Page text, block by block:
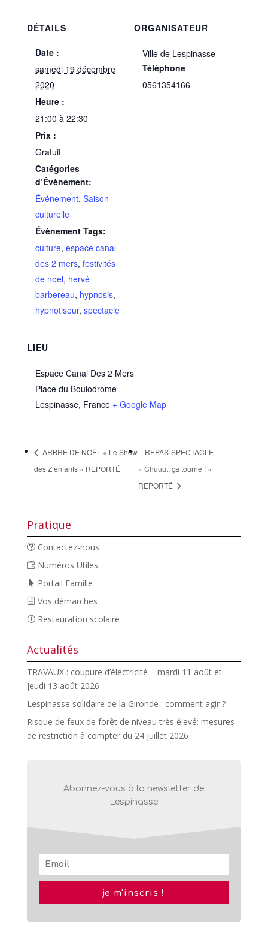
DÉTAILS
Date :
samedi 19 décembre
2020
Heure :
21:00 à 22:30
Prix :
Gratuit
Catégories
d’Évènement:
Événement, Saison
culturelle
Évènement Tags:
culture, espace canal
des 2 mers, festivités
de noel, hervé
barbereau, hypnosis,
hypnotiseur, spectacle
LIEU
Espace Canal Des 2 Mers
Place du Boulodrome
Lespinasse, France + Google Map
ORGANISATEUR
Ville de Lespinasse
Téléphone
0561354166
ARBRE DE NOËL « Le Show
des Z’enfants » REPORTÉ
REPAS-SPECTACLE
« Chuuut, ça tourne ! »
REPORTÉ
Pratique
Contactez-nous
Numéros Utiles
Portail Famille
Vos démarches
Restauration scolaire
Actualités
TRAVAUX : coupure d’électricité – mardi 11 août et
jeudi 13 août 2026
Lespinasse solidaire de la Gironde : comment agir ?
Risque de feux de forêt de niveau très élevé: mesures
de restriction à compter du 24 juillet 2026
Abonnez-vous à la newsletter de
Lespinasse
je m'inscris !